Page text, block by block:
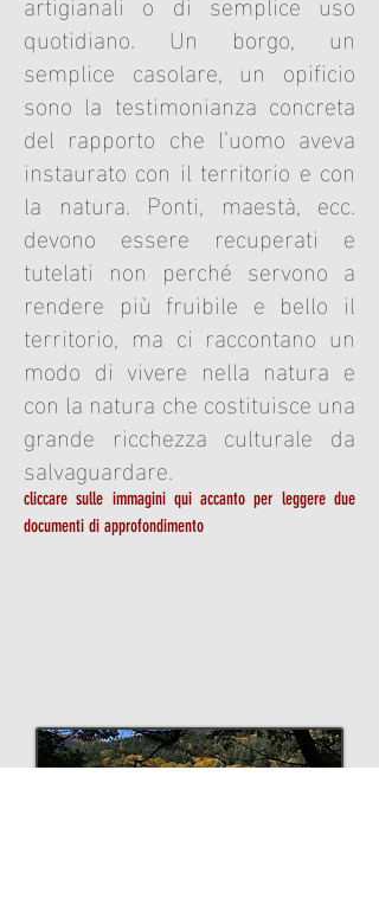
quotidiano. Un borgo, un
semplice casolare, un opificio
sono la testimonianza concreta
del rapporto che l’uomo aveva
instaurato con il territorio e con
la natura. Ponti, maestà, ecc.
devono essere recuperati e
tutelati non perché servono a
rendere più fruibile e bello il
territorio, ma ci raccontano un
modo di vivere nella natura e
con la natura che costituisce una
grande ricchezza culturale da
salvaguardare.
cliccare sulle immagini qui accanto per leggere due
documenti di approfondimento